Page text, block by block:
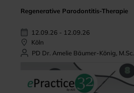
Regenerative Parodontitis-Therapie
12.09.26 - 12.09.26
Köln
PD Dr. Amelie Bäumer-König, M.Sc.